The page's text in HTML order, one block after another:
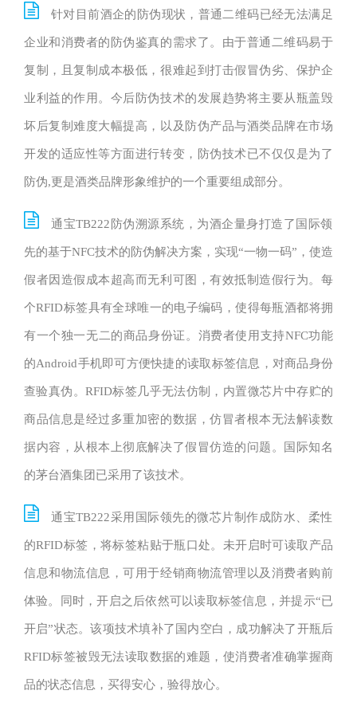
针对目前酒企的防伪现状，普通二维码已经无法满足
企业和消费者的防伪鉴真的需求了。由于普通二维码易于
复制，且复制成本极低，很难起到打击假冒伪劣、保护企
业利益的作用。今后防伪技术的发展趋势将主要从瓶盖毁
坏后复制难度大幅提高，以及防伪产品与酒类品牌在市场
开发的适应性等方面进行转变，防伪技术已不仅仅是为了
防伪,更是酒类品牌形象维护的一个重要组成部分。
通宝TB222防伪溯源系统，为酒企量身打造了国际领
先的基于NFC技术的防伪解决方案，实现“一物一码”，使造
假者因造假成本超高而无利可图，有效抵制造假行为。每
个RFID标签具有全球唯一的电子编码，使得每瓶酒都将拥
有一个独一无二的商品身份证。消费者使用支持NFC功能
的Android手机即可方便快捷的读取标签信息，对商品身份
查验真伪。RFID标签几乎无法仿制，内置微芯片中存贮的
商品信息是经过多重加密的数据，仿冒者根本无法解读数
据内容，从根本上彻底解决了假冒仿造的问题。国际知名
的茅台酒集团已采用了该技术。
通宝TB222采用国际领先的微芯片制作成防水、柔性
的RFID标签，将标签粘贴于瓶口处。未开启时可读取产品
信息和物流信息，可用于经销商物流管理以及消费者购前
体验。同时，开启之后依然可以读取标签信息，并提示“已
开启”状态。该项技术填补了国内空白，成功解决了开瓶后
RFID标签被毁无法读取数据的难题，使消费者准确掌握商
品的状态信息，买得安心，验得放心。